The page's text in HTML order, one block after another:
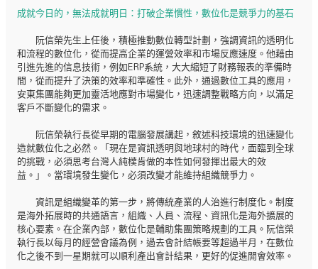
成就今日的，無法成就明日：打破企業慣性，數位化是競爭力的基石
阮信榮先生上任後，積極推動數位轉型計劃，強調資訊的透明化
和流程的數位化，從而提高企業的運營效率和市場反應速度。他藉由
引進先進的信息技術，例如ERP系統，大大縮短了財務報表的準備時
間，從而提升了決策的效率和準確性。此外，通過數位工具的應用，
安東集團能夠更加靈活地應對市場變化，迅速調整戰略方向，以滿足
客戶不斷變化的需求。
阮信榮執行長從早期的電腦發展講起，敘述科技環境的迅速變化
造就數位化之必然。「現在是資訊透明與地球村的時代，面臨到全球
的挑戰，必須思考台灣人純樸肯做的本性如何發揮出最大的效
益。」。當環境發生變化，必須改變才能維持組織競爭力。
資訊是組織變革的第一步，將傳統產業的人治進行制度化。制度
是海外拓展時的共通語言，組織、人員、流程、資訊化是海外擴展的
核心要素。在企業內部，數位化是輔助集團策略規劃的工具。阮信榮
執行長以每月的經營會議為例，過去會計結帳要等超過半月，在數位
化之後不到一星期就可以順利產出會計結果，更好的促進開會效率。